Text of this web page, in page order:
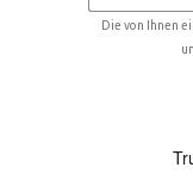
Die von Ihnen